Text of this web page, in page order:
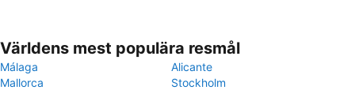
Världens mest populära resmål
Málaga
Alicante
Mallorca
Stockholm